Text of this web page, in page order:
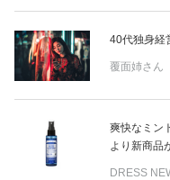
40代独身経
覆面姉さん
爽快なミン
より新商品
DRESS